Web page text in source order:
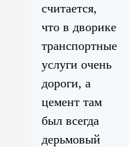
считается,
что в дворике
транспортные
услуги очень
дороги, а
цемент там
был всегда
дерьмовый